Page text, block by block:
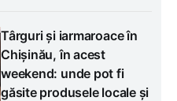
Târguri și iarmaroace în
Chișinău, în acest
weekend: unde pot fi
găsite produsele locale și